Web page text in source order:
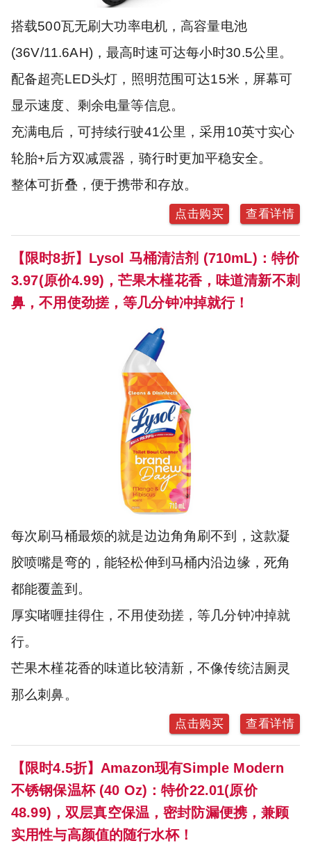
搭载500瓦无刷大功率电机，高容量电池
(36V/11.6AH)，最高时速可达每小时30.5公里。
配备超亮LED头灯，照明范围可达15米，屏幕可
显示速度、剩余电量等信息。
充满电后，可持续行驶41公里，采用10英寸实心
轮胎+后方双减震器，骑行时更加平稳安全。
整体可折叠，便于携带和存放。
点击购买 查看详情
【限时8折】Lysol 马桶清洁剂 (710mL)：特价
3.97(原价4.99)，芒果木槿花香，味道清新不刺
鼻，不用使劲搓，等几分钟冲掉就行！
每次刷马桶最烦的就是边边角角刷不到，这款凝
胶喷嘴是弯的，能轻松伸到马桶内沿边缘，死角
都能覆盖到。
厚实啫喱挂得住，不用使劲搓，等几分钟冲掉就
行。
芒果木槿花香的味道比较清新，不像传统洁厕灵
那么刺鼻。
点击购买 查看详情
【限时4.5折】Amazon现有Simple Modern
不锈钢保温杯 (40 Oz)：特价22.01(原价
48.99)，双层真空保温，密封防漏便携，兼顾
实用性与高颜值的随行水杯！